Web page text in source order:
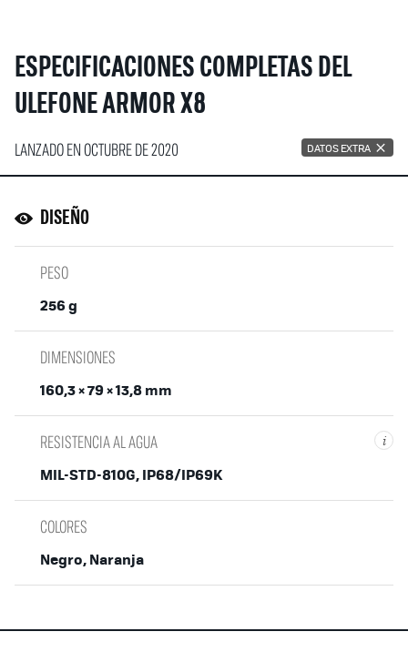
ESPECIFICACIONES COMPLETAS DEL
ULEFONE ARMOR X8
LANZADO EN OCTUBRE DE 2020 DATOS EXTRA
DISEÑO
PESO
256 g
DIMENSIONES
160,3 × 79 × 13,8 mm
i
RESISTENCIA AL AGUA
MIL-STD-810G, IP68/IP69K
COLORES
Negro, Naranja